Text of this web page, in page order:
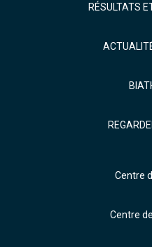
RÉSULTATS
Centre
Centre